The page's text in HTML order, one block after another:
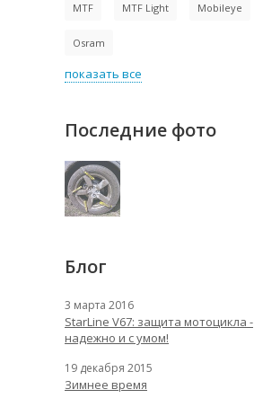
MTF MTF Light Mobileye
Osram
показать все
Последние фото
Блог
3 марта 2016
StarLine V67: защита мотоцикла -
надежно и с умом!
19 декабря 2015
Зимнее время